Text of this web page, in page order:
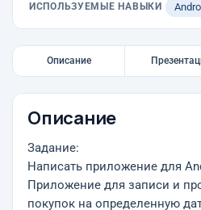
ИСПОЛЬЗУЕМЫЕ НАВЫКИ
Описание
Описание
Задание:
Написать приложение для
Приложение для записи и
покупок на определенную